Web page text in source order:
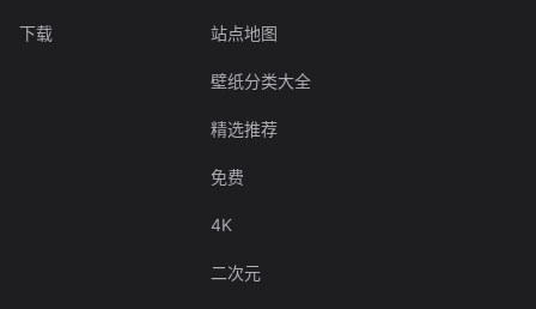
下载 站点地图
壁纸分类大全
精选推荐
免费
4K
二次元